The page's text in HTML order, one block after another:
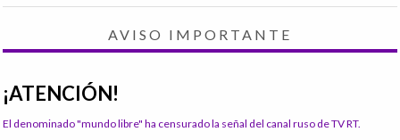
AVISO IMPORTANTE
¡ATENCIÓN!
El denominado "mundo libre" ha censurado la señal del canal ruso de TV RT.